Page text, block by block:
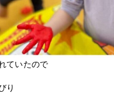
ていたので
り